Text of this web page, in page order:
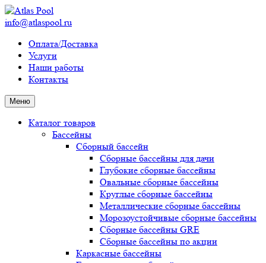
info@atlaspool.ru
Оплата/Доставка
Услуги
Наши работы
Контакты
Меню
Каталог товаров
Бассейны
Сборный бассейн
Сборные бассейны для дачи
Глубокие сборные бассейны
Овальные сборные бассейны
Круглые сборные бассейны
Металлические сборные бассейны
Морозоустойчивые сборные бассейны
Сборные бассейны GRE
Сборные бассейны по акции
Каркасные бассейны